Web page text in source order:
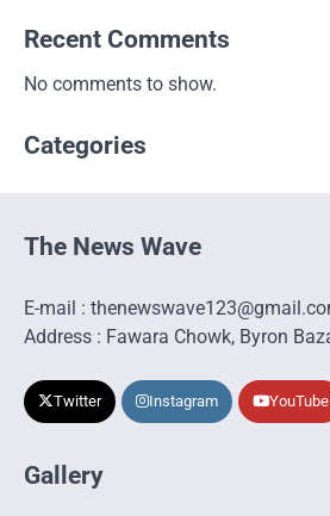
Recent Comments
No comments to show.
Categories
The News Wave
E-mail :
Address : Fawara Chowk, Byron
Twitter Instagram YouTube
Gallery